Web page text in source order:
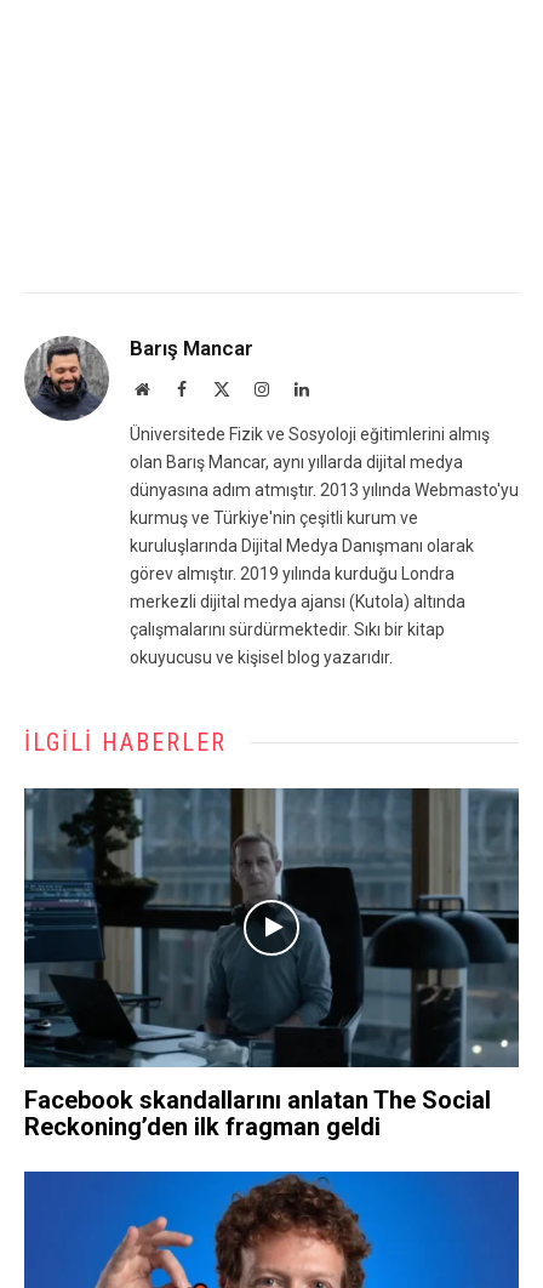
Barış Mancar
WebsiteFacebook InstagramLinkedIn
Üniversitede Fizik ve Sosyoloji eğitimlerini almış
olan Barış Mancar, aynı yıllarda dijital medya
dünyasına adım atmıştır. 2013 yılında Webmasto'yu
kurmuş ve Türkiye'nin çeşitli kurum ve
kuruluşlarında Dijital Medya Danışmanı olarak
görev almıştır. 2019 yılında kurduğu Londra
merkezli dijital medya ajansı (Kutola) altında
çalışmalarını sürdürmektedir. Sıkı bir kitap
okuyucusu ve kişisel blog yazarıdır.
İLGILI HABERLER
Facebook skandallarını anlatan The Social
Reckoning’den ilk fragman geldi